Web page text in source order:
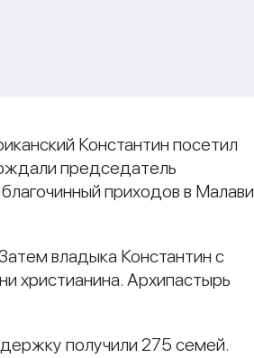
Константин посетил
председатель
приходов в Малави
владыка Константин с
христианина. Архипастырь
получили 275 семей.